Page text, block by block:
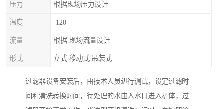
压力 根据现场压力设计
温度 -120
流量 根据 现场流量设计
形式 立式 移动式 吊装式
过滤器设备安装后，由技术人员进行调试，设定过滤时
间和清洗转换时间，待处理的水由入水口进入机体，过